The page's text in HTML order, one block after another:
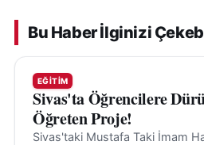
Bu Haber İlginizi
EĞITIM
Sivas'ta Öğrencilere
Öğreten Proje!
Sivas'taki Mustafa Taki İmam